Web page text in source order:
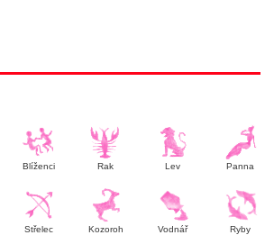
Blíženci Rak Lev Panna
Střelec Kozoroh Vodnář Ryby